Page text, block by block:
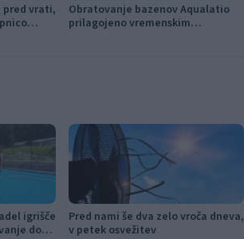
pred vrati,
Obratovanje bazenov Aqualatio
prilagojeno vremenskim
igrišče
do
Pred nami še dva zelo vroča dneva,
v petek osvežitev